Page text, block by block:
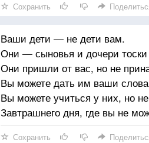
живые стрелы, посланы
и сгибает вас Своей силой,
изгиб в руке стрелка станет
любит он и лук, остающийся
Сохранить
Ваши дети — не дети вам.
Они — сыновья и дочери
Они пришли от вас, но не
Вы можете дать им ваши
Вы можете учиться у них, но
Завтрашнего дня, где вы не
Сохранить